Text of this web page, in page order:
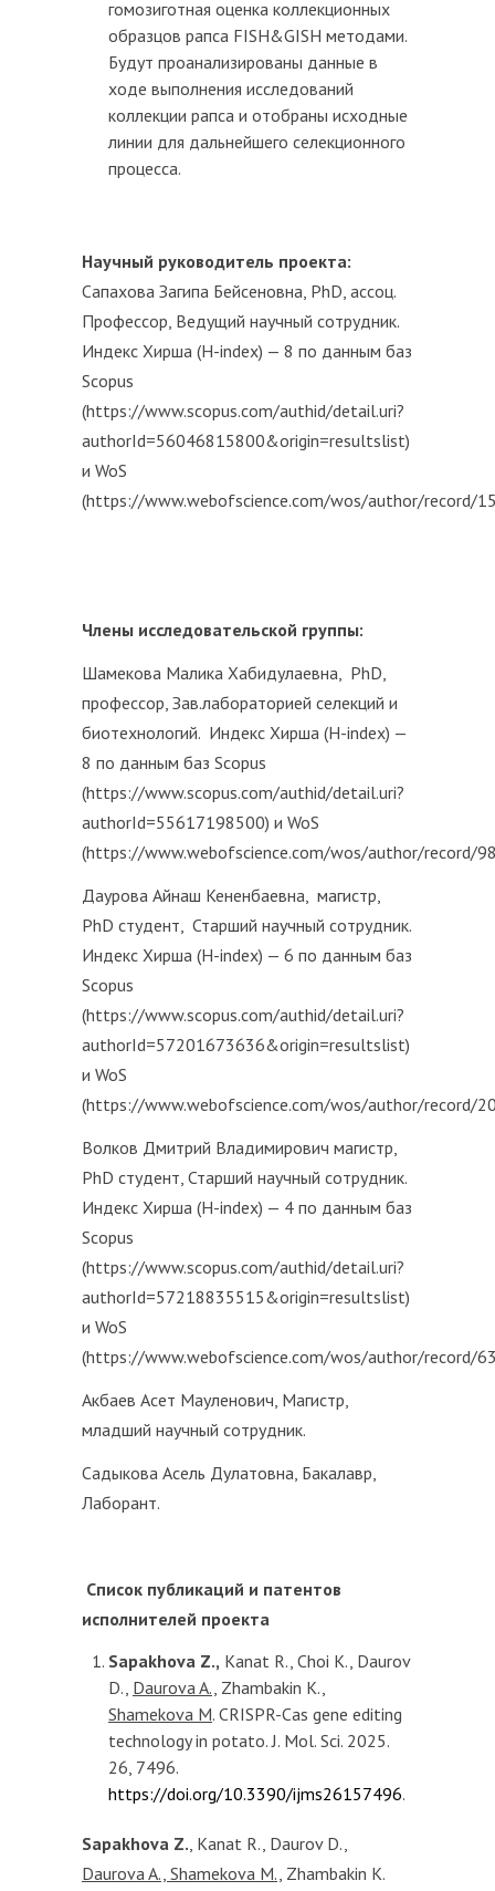
гомозиготная оценка коллекционных
образцов рапса FISH&GISH методами.
Будут проанализированы данные в
ходе выполнения исследований
коллекции рапса и отобраны исходные
линии для дальнейшего селекционного
процесса.
Научный руководитель проекта:
Сапахова Загипа Бейсеновна, PhD, ассоц.
Профессор, Ведущий научный сотрудник.
Индекс Хирша (H-index) — 8 по данным баз
Scopus
(https://www.scopus.com/authid/detail.uri?
authorId=56046815800&origin=resultslist)
и WoS
(https://www.webofscience.com/wos/author/record/
Члены исследовательской группы:
Шамекова Малика Хабидулаевна, PhD,
профессор, Зав.лабораторией селекций и
биотехнологий. Индекс Хирша (H-index) —
8 по данным баз Scopus
(https://www.scopus.com/authid/detail.uri?
authorId=55617198500) и WoS
(https://www.webofscience.com/wos/author/record/
Даурова Айнаш Кененбаевна, магистр,
PhD студент, Старший научный сотрудник.
Индекс Хирша (H-index) — 6 по данным баз
Scopus
(https://www.scopus.com/authid/detail.uri?
authorId=57201673636&origin=resultslist)
и WoS
(https://www.webofscience.com/wos/author/record/
Волков Дмитрий Владимирович магистр,
PhD студент, Старший научный сотрудник.
Индекс Хирша (H-index) — 4 по данным баз
Scopus
(https://www.scopus.com/authid/detail.uri?
authorId=57218835515&origin=resultslist)
и WoS
(https://www.webofscience.com/wos/author/record/
Акбаев Асет Мауленович, Магистр,
младший научный сотрудник.
Садыкова Асель Дулатовна, Бакалавр,
Лаборант.
Список публикаций и патентов
исполнителей проекта
Sapakhova Z., Kanat R., Choi K., Daurov
D., Daurova A., Zhambakin K.,
Shamekova M. CRISPR-Cas gene editing
technology in potato. J. Mol. Sci. 2025.
26, 7496.
https://doi.org/10.3390/ijms26157496.
Sapakhova Z., Kanat R., Daurov D.,
Daurova A., Shamekova M., Zhambakin K.